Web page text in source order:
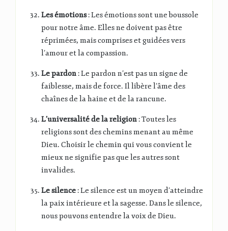
Les émotions: Les émotions sont une boussole
pour notre âme. Elles ne doivent pas être
réprimées, mais comprises et guidées vers
l’amour et la compassion.
Le pardon : Le pardon n’est pas un signe de
faiblesse, mais de force. Il libère l’âme des
chaînes de la haine et de la rancune.
L’universalité de la religion : Toutes les
religions sont des chemins menant au même
Dieu. Choisir le chemin qui vous convient le
mieux ne signifie pas que les autres sont
invalides.
Le silence : Le silence est un moyen d’atteindre
la paix intérieure et la sagesse. Dans le silence,
nous pouvons entendre la voix de Dieu.